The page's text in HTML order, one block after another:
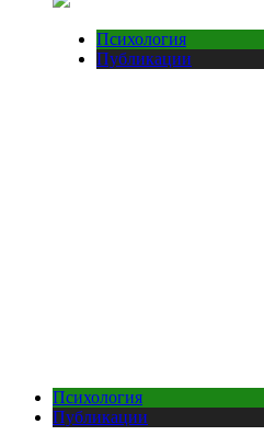
Психология
Публикации
Психология
Публикации